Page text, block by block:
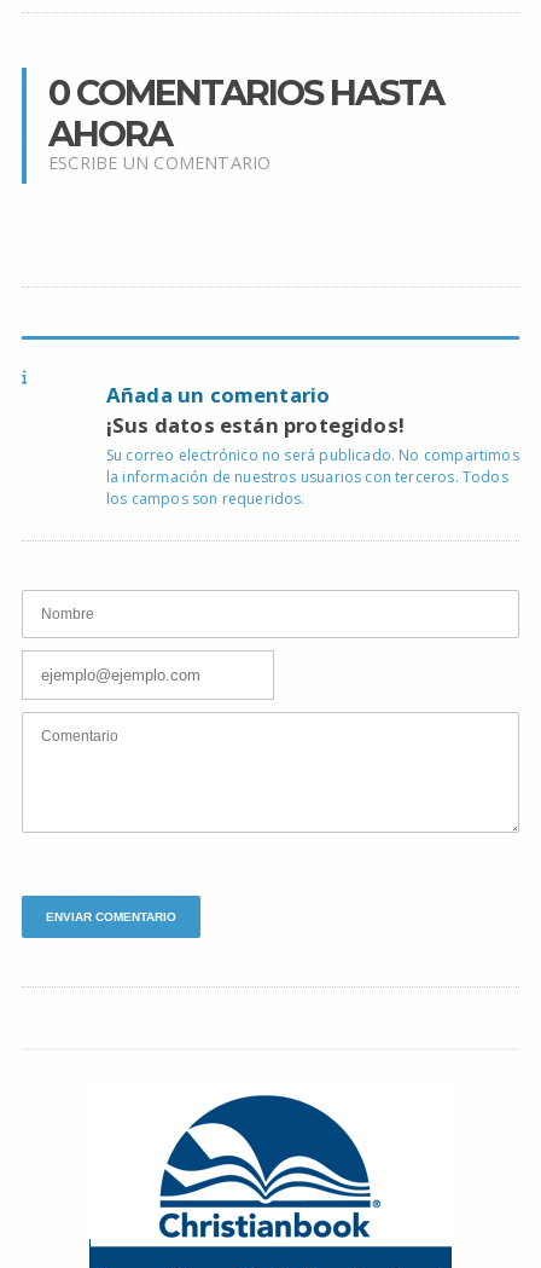
0 COMENTARIOS HASTA
AHORA
ESCRIBE UN COMENTARIO
Añada un comentario
¡Sus datos están protegidos!
Su correo electrónico no será publicado. No compartimos
la información de nuestros usuarios con terceros. Todos
los campos son requeridos.